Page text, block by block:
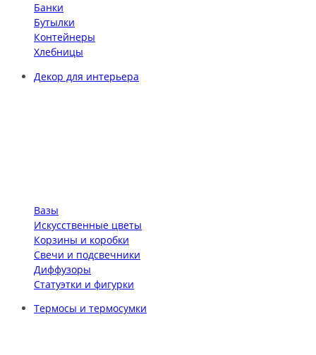
Банки
Бутылки
Контейнеры
Хлебницы
Декор для интерьера
Вазы
Искусственные цветы
Корзины и коробки
Свечи и подсвечники
Диффузоры
Статуэтки и фигурки
Термосы и термосумки